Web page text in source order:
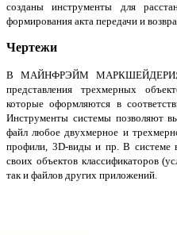
созданы инструменты для
формирования акта передачи и
Чертежи
В МАЙНФРЭЙМ МАРКШЕЙДЕРИЯ
представления трехмерных
которые оформляются в
Инструменты системы позволяют
файл любое двухмерное и
профили, 3D-виды и пр. В системе
своих объектов классификаторов
так и файлов других приложений.